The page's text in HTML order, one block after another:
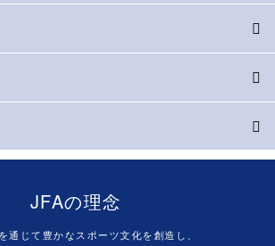
JFAの理念
通じて豊かなスポーツ文化を創造し、